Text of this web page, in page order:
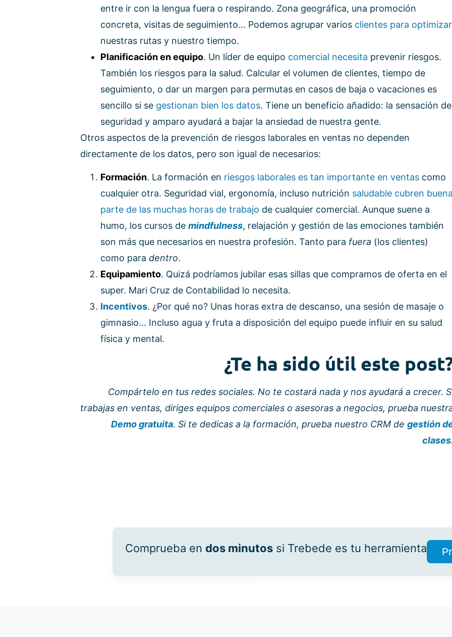
entre ir con la lengua fuera o respirando. Zona geográfica, una promoción
concreta, visitas de seguimiento… Podemos agrupar varios clientes para optimizar
nuestras rutas y nuestro tiempo.
Planificación en equipo. Un líder de equipo comercial necesita prevenir riesgos.
También los riesgos para la salud. Calcular el volumen de clientes, tiempo de
seguimiento, o dar un margen para permutas en casos de baja o vacaciones es
sencillo si se gestionan bien los datos. Tiene un beneficio añadido: la sensación de
seguridad y amparo ayudará a bajar la ansiedad de nuestra gente.
Otros aspectos de la prevención de riesgos laborales en ventas no dependen
directamente de los datos, pero son igual de necesarios:
Formación. La formación en riesgos laborales es tan importante en ventascomo
cualquier otra. Seguridad vial, ergonomía, incluso nutrición saludable cubren
parte de las muchas horas de trabajo de cualquier comercial. Aunque suene a
humo, los cursos de mindfulness, relajación y gestión de las emociones también
son más que necesarios en nuestra profesión. Tanto para fuera (los clientes)
como para dentro.
Equipamiento. Quizá podríamos jubilar esas sillas que compramos de oferta en el
super. Mari Cruz de Contabilidad lo necesita.
Incentivos. ¿Por qué no? Unas horas extra de descanso, una sesión de masaje o
gimnasio… Incluso agua y fruta a disposición del equipo puede influir en su salud
física y mental.
¿Te ha sido útil este
Compártelo en tus redes sociales. No te costará nada y nos ayudará a crecer.
trabajas en ventas, diriges equipos comerciales o asesoras a negocios, prueba
Demo gratuita. Si te dedicas a la formación, prueba nuestro CRM degestión
clases
Comprueba en dos minutos si Trebede es tu herramienta